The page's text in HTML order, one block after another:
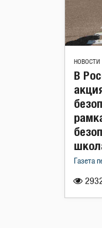
НОВОСТИ
В
Газета